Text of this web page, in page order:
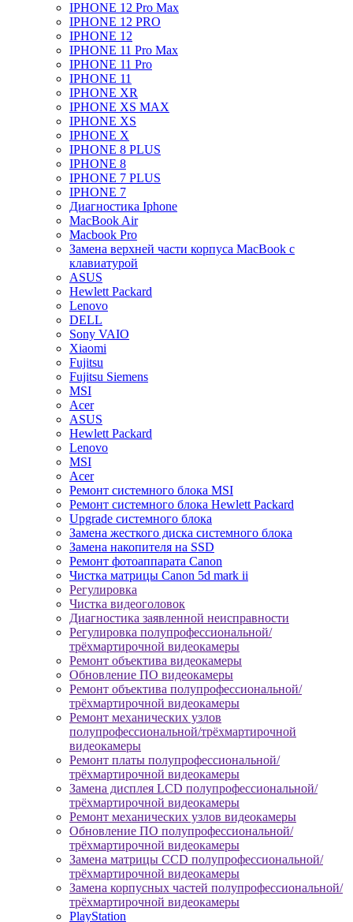
IPHONE 12 Pro Max
IPHONE 12 PRO
IPHONE 12
IPHONE 11 Pro Max
IPHONE 11 Pro
IPHONE 11
IPHONE XR
IPHONE XS MAX
IPHONE XS
IPHONE X
IPHONE 8 PLUS
IPHONE 8
IPHONE 7 PLUS
IPHONE 7
Диагностика Iphone
MacBook Air
Macbook Pro
Замена верхней части корпуса MacBook с
клавиатурой
ASUS
Hewlett Packard
Lenovo
DELL
Sony VAIO
Xiaomi
Fujitsu
Fujitsu Siemens
MSI
Acer
ASUS
Hewlett Packard
Lenovo
MSI
Acer
Ремонт системного блока MSI
Ремонт системного блока Hewlett Packard
Upgrade системного блока
Замена жесткого диска системного блока
Замена накопителя на SSD
Ремонт фотоаппарата Canon
Чистка матрицы Canon 5d mark ii
Регулировка
Чистка видеоголовок
Диагностика заявленной неисправности
Регулировка полупрофессиональной/
трёхмартирочной видеокамеры
Ремонт объектива видеокамеры
Обновление ПО видеокамеры
Ремонт объектива полупрофессиональной/
трёхмартирочной видеокамеры
Ремонт механических узлов
полупрофессиональной/трёхмартирочной
видеокамеры
Ремонт платы полупрофессиональной/
трёхмартирочной видеокамеры
Замена дисплея LCD полупрофессиональной/
трёхмартирочной видеокамеры
Ремонт механических узлов видеокамеры
Обновление ПО полупрофессиональной/
трёхмартирочной видеокамеры
Замена матрицы CCD полупрофессиональной/
трёхмартирочной видеокамеры
Замена корпусных частей полупрофессиональной/
трёхмартирочной видеокамеры
PlayStation